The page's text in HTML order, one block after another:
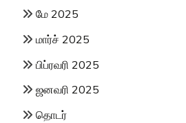
மே 2025
மார்ச் 2025
பிப்ரவரி 2025
ஜனவரி 2025
தொடர்